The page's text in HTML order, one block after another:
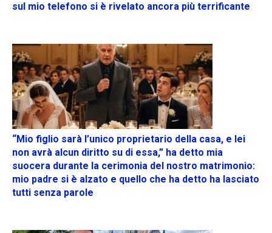
sul mio telefono si è rivelato ancora più terrificante
“Mio figlio sarà l’unico proprietario della casa, e lei
non avrà alcun diritto su di essa,” ha detto mia
suocera durante la cerimonia del nostro matrimonio:
mio padre si è alzato e quello che ha detto ha lasciato
tutti senza parole